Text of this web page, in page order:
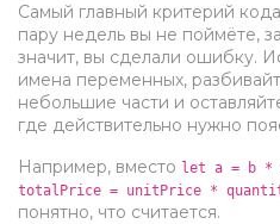
Самый главный критерий
пару недель вы не поймёте,
значит, вы сделали ошибку.
имена переменных,
небольшие части и
где действительно нужно
Например, вместо let a = b *
totalPrice = unitPrice *
понятно, что считается.